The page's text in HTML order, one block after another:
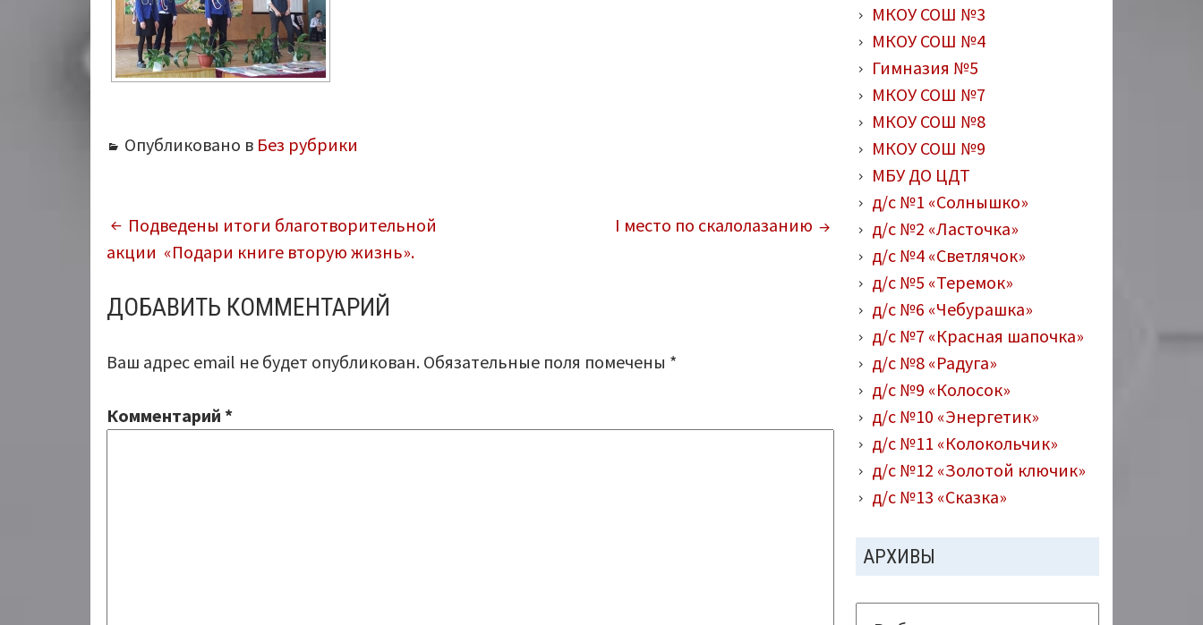
Опубликовано в Без рубрики
НАВИГАЦИЯ
ПО
ЗАПИСЯМ
Подведены итоги благотворительной
акции «Подари книге вторую жизнь».
I место по скалолазанию
ДОБАВИТЬ КОММЕНТАРИЙ
Ваш адрес email не будет опубликован. Обязательные поля помечены *
Комментарий *
МКОУ СОШ №3
МКОУ СОШ №4
Гимназия №5
МКОУ СОШ №7
МКОУ СОШ №8
МКОУ СОШ №9
МБУ ДО ЦДТ
д/с №1 «Солнышко»
д/с №2 «Ласточка»
д/с №4 «Светлячок»
д/с №5 «Теремок»
д/с №6 «Чебурашка»
д/с №7 «Красная шапочка»
д/с №8 «Радуга»
д/с №9 «Колосок»
д/с №10 «Энергетик»
д/с №11 «Колокольчик»
д/с №12 «Золотой ключик»
д/с №13 «Сказка»
АРХИВЫ